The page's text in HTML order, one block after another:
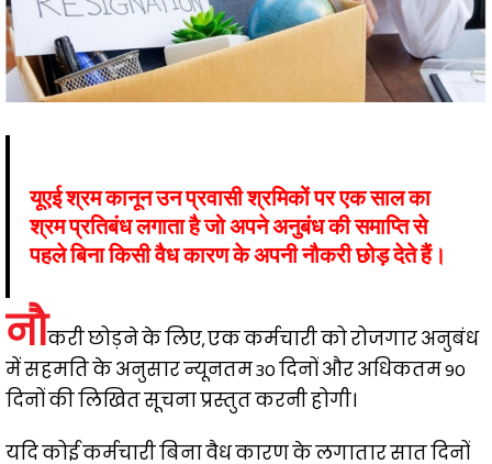
यूएई श्रम कानून उन प्रवासी श्रमिकों पर एक साल का
श्रम प्रतिबंध लगाता है जो अपने अनुबंध की समाप्ति से
पहले बिना किसी वैध कारण के अपनी नौकरी छोड़ देते हैं।
नौकरी छोड़ने के लिए, एक कर्मचारी को रोजगार अनुबंध
में सहमति के अनुसार न्यूनतम 30 दिनों और अधिकतम 90
दिनों की लिखित सूचना प्रस्तुत करनी होगी।
यदि कोई कर्मचारी बिना वैध कारण के लगातार सात दिनों